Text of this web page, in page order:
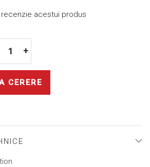
acestui produs
+
CERERE